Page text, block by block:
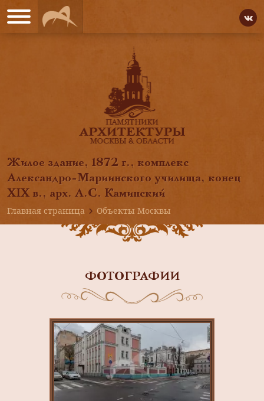
Жилое здание, 1872 г., комплекс
Александро-Мариинского училища, конец
XIX в., арх. А.С. Каминский
Главная страница
Объекты Москвы
ФОТОГРАФИИ